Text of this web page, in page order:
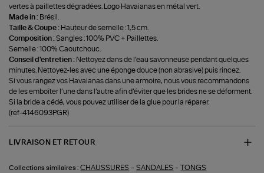
vertes à paillettes dégradées. Logo Havaianas en métal vert.
Made in : Brésil.
Taille & Coupe : Hauteur de semelle : 1,5 cm.
Composition :‍Sangles : 100% PVC + Paillettes.
Semelle : 100% Caoutchouc.
Conseil d'entretien : Nettoyez dans de l’eau savonneuse pendant quelques
minutes. Nettoyez-les avec une éponge douce (non abrasive) puis rincez.
Si vous rangez vos Havaianas dans une armoire, nous vous recommandons
de les emboîter l’une dans l’autre afin d’éviter que les brides ne se déforment.
Si la bride a cédé, vous pouvez utiliser de la glue pour la réparer.
(ref-4146093PGR)
LIVRAISON ET RETOUR
Collections similaires : CHAUSSURES -SANDALES -TONGS